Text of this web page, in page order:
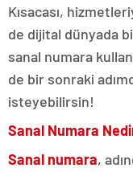
Kısacası,
de dijital dünyada
sanal numara
de bir sonraki
isteyebilirsin!
Sanal Numara
Sanal numara,